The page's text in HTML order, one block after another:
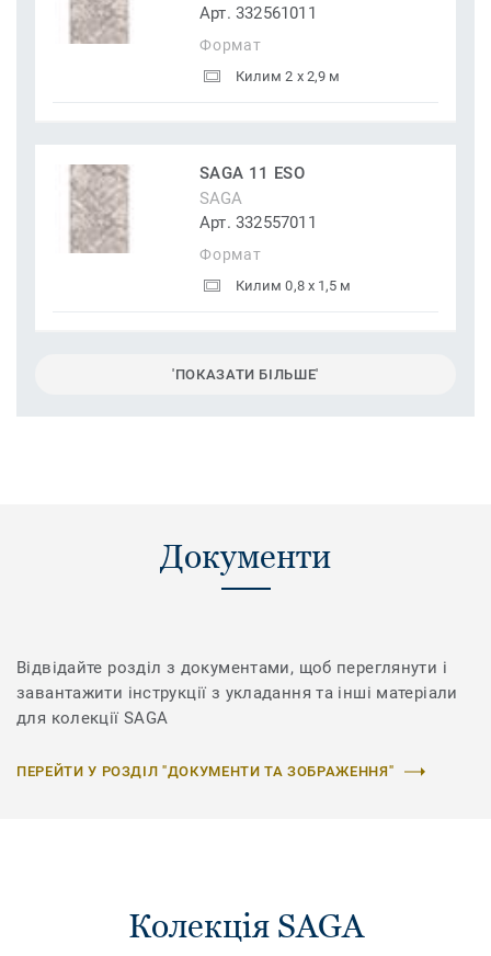
Арт. 332561011
Формат
Килим 2 x 2,9 м
SAGA 11 ESO
SAGA
Арт. 332557011
Формат
Килим 0,8 x 1,5 м
'ПОКАЗАТИ БІЛЬШЕ'
Документи
Відвідайте розділ з документами, щоб переглянути і
завантажити інструкції з укладання та інші матеріали
для колекції SAGA
ПЕРЕЙТИ У РОЗДІЛ "ДОКУМЕНТИ ТА ЗОБРАЖЕННЯ"
Колекція SAGA